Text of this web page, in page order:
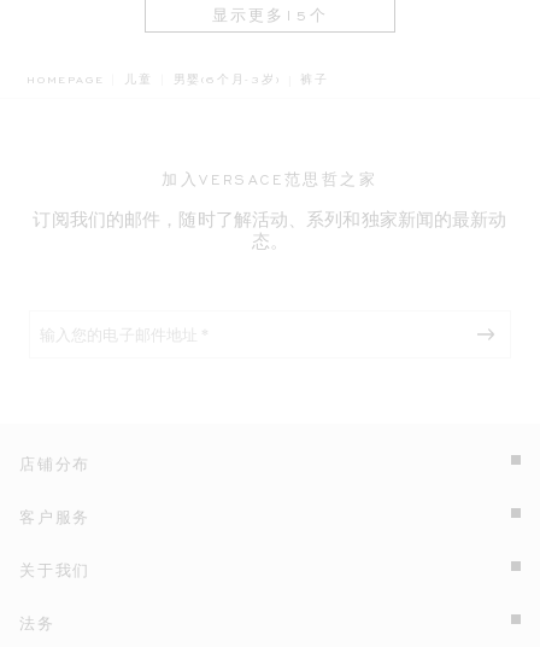
显示更多15个
HOMEPAGE 儿童 男婴(6个月-3岁) 裤子
加入VERSACE范思哲之家
订阅我们的邮件，随时了解活动、系列和独家新闻的最新动
态。
店铺分布
客户服务
关于我们
法务